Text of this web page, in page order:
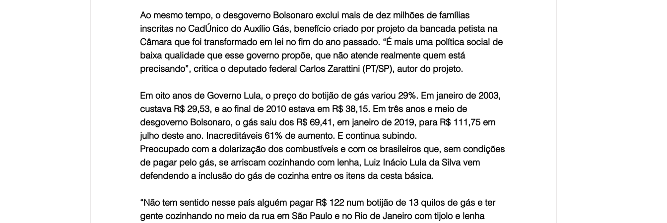
Ao mesmo tempo, o desgoverno Bolsonaro exclui mais de dez milhões de famílias
inscritas no CadÚnico do Auxílio Gás, benefício criado por projeto da bancada petista na
Câmara que foi transformado em lei no fim do ano passado. “É mais uma política social de
baixa qualidade que esse governo propõe, que não atende realmente quem está
precisando”, critica o deputado federal Carlos Zarattini (PT/SP), autor do projeto.
Em oito anos de Governo Lula, o preço do botijão de gás variou 29%. Em janeiro de 2003,
custava R$ 29,53, e ao final de 2010 estava em R$ 38,15. Em três anos e meio de
desgoverno Bolsonaro, o gás saiu dos R$ 69,41, em janeiro de 2019, para R$ 111,75 em
julho deste ano. Inacreditáveis 61% de aumento. E continua subindo.
Preocupado com a dolarização dos combustíveis e com os brasileiros que, sem condições
de pagar pelo gás, se arriscam cozinhando com lenha, Luiz Inácio Lula da Silva vem
defendendo a inclusão do gás de cozinha entre os itens da cesta básica.
“Não tem sentido nesse país alguém pagar R$ 122 num botijão de 13 quilos de gás e ter
gente cozinhando no meio da rua em São Paulo e no Rio de Janeiro com tijolo e lenha